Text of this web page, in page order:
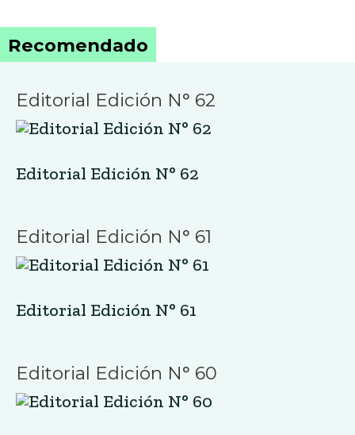
Recomendado
Editorial Edición N° 62
Editorial Edición N° 62
Editorial Edición N° 61
Editorial Edición N° 61
Editorial Edición N° 60